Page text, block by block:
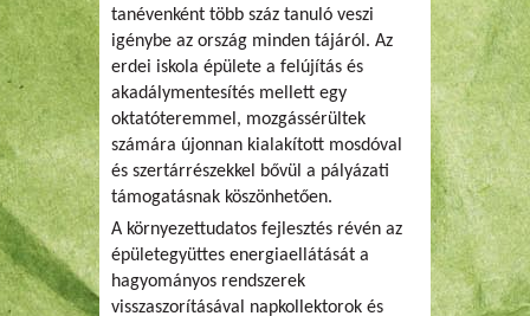
tanévenként több száz tanuló veszi
igénybe az ország minden tájáról. Az
erdei iskola épülete a felújítás és
akadálymentesítés mellett egy
oktatóteremmel, mozgássérültek
számára újonnan kialakított mosdóval
és szertárrészekkel bővül a pályázati
támogatásnak köszönhetően.
A környezettudatos fejlesztés révén az
épületegyüttes energiaellátását a
hagyományos rendszerek
visszaszorításával napkollektorok és